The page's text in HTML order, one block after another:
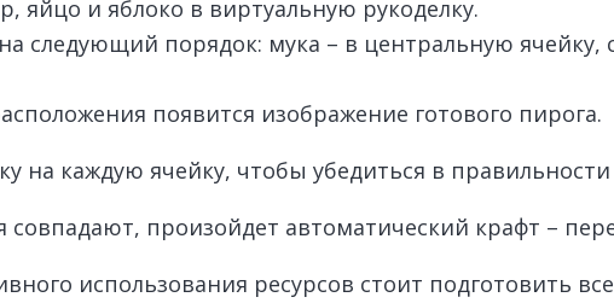
яйцо и яблоко в виртуальную рукоделку.
следующий порядок: мука – в центральную ячейку,
появится изображение готового пирога.
на каждую ячейку, чтобы убедиться в
совпадают, произойдет автоматический крафт –
использования ресурсов стоит подготовить